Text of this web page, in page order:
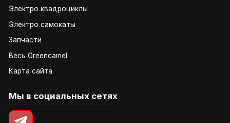
Электро квадроциклы
Электро самокаты
Запчасти
Весь Greencamel
Карта сайта
Мы в социальных сетях